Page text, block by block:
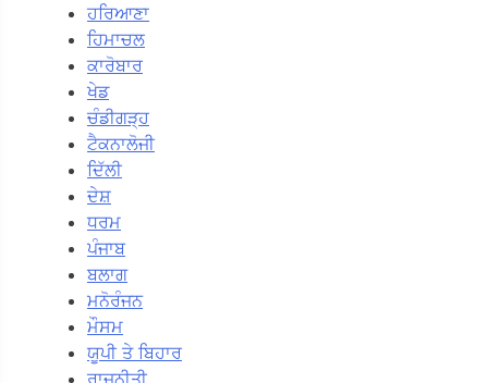
ਹਰਿਆਣਾ
ਹਿਮਾਚਲ
ਕਾਰੋਬਾਰ
ਖੇਡ
ਚੰਡੀਗੜ੍ਹ
ਟੈਕਨਾਲੋਜੀ
ਦਿੱਲੀ
ਦੇਸ਼
ਧਰਮ
ਪੰਜਾਬ
ਬਲਾਗ
ਮਨੋਰੰਜਨ
ਮੌਸਮ
ਯੂਪੀ ਤੇ ਬਿਹਾਰ
ਰਾਜਨੀਤੀ